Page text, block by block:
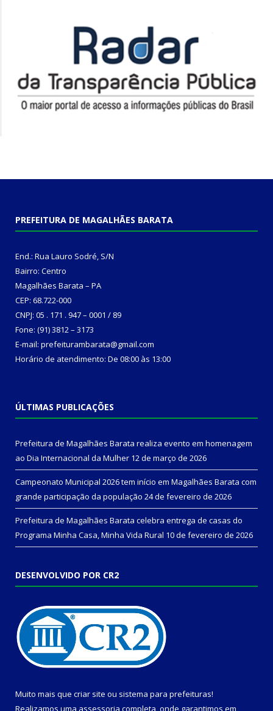
PREFEITURA DE MAGALHÃES BARATA
End.: Rua Lauro Sodré, S/N
Bairro: Centro
Magalhães Barata – PA
CEP: 68.722-000
CNPJ: 05 . 171 . 947 – 0001 / 89
Fone: (91) 3812 – 3173
E-mail: prefeiturambarata@gmail.com
Horário de atendimento: De 08:00 às 13:00
ÚLTIMAS PUBLICAÇÕES
Prefeitura de Magalhães Barata realiza evento em homenagem
ao Dia Internacional da Mulher 12 de março de 2026
Campeonato Municipal 2026 tem início em Magalhães Barata com
grande participação da população 24 de fevereiro de 2026
Prefeitura de Magalhães Barata celebra entrega de casas do
Programa Minha Casa, Minha Vida Rural 10 de fevereiro de 2026
DESENVOLVIDO POR CR2
Muito mais que criar site ou sistema para prefeituras!
Realizamos uma assessoria completa, onde garantimos em